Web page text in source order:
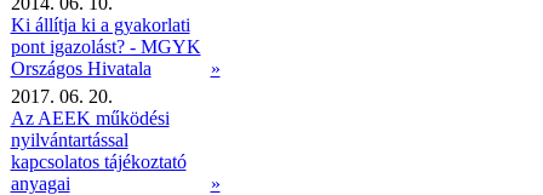
Ki állítja ki a gyakorlati
pont igazolást? - MGYK
Országos Hivatala
»
2017. 06. 20.
Az AEEK működési
nyilvántartással
kapcsolatos tájékoztató
anyagai
»